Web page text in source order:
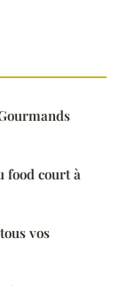
food court à
vos